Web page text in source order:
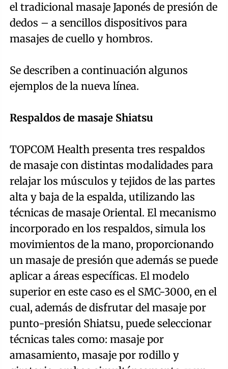
el tradicional masaje Japonés de presión de
dedos – a sencillos dispositivos para
masajes de cuello y hombros.
Se describen a continuación algunos
ejemplos de la nueva línea.
Respaldos de masaje Shiatsu
TOPCOM Health presenta tres respaldos
de masaje con distintas modalidades para
relajar los músculos y tejidos de las partes
alta y baja de la espalda, utilizando las
técnicas de masaje Oriental. El mecanismo
incorporado en los respaldos, simula los
movimientos de la mano, proporcionando
un masaje de presión que además se puede
aplicar a áreas específicas. El modelo
superior en este caso es el SMC-3000, en el
cual, además de disfrutar del masaje por
punto-presión Shiatsu, puede seleccionar
técnicas tales como: masaje por
amasamiento, masaje por rodillo y